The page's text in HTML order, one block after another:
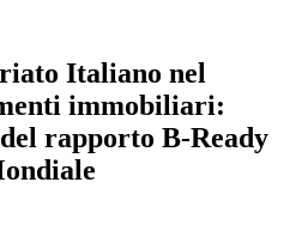
Italiano nel
immobiliari:
rapporto B-Ready